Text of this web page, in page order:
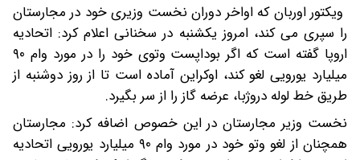
ویکتور اوربان که اواخر دوران نخست وزیری خود در مجارستان
را سپری می کند، امروز یکشنبه در سخنانی اعلام کرد: اتحادیه
اروپا گفته است که اگر بوداپست وتوی خود را در مورد وام ۹۰
میلیارد یورویی لغو کند، اوکراین آماده است تا از روز دوشنبه از
طریق خط لوله دروژبا، عرضه گاز را از سر بگیرد.
نخست وزیر مجارستان در این خصوص اضافه کرد: مجارستان
همچنان از لغو وتو خود در مورد وام ۹۰ میلیارد یورویی اتحادیه